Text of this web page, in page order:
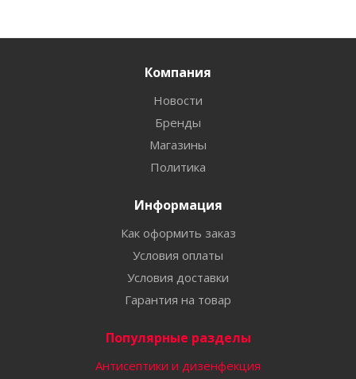
Компания
Новости
Бренды
Магазины
Политика
Информация
Как оформить заказ
Условия оплаты
Условия доставки
Гарантия на товар
Популярные разделы
Антисептики и дизенфекция